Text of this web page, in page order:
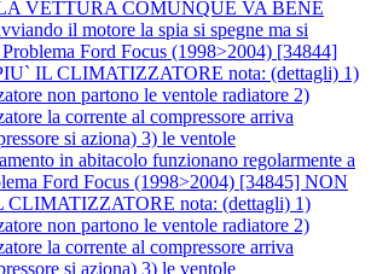
VETTURA COMUNQUE VA BENE
il motore la spia si spegne ma si
Problema Ford Focus (1998>2004) [34844]
IL CLIMATIZZATORE nota: (dettagli) 1)
non partono le ventole radiatore 2)
la corrente al compressore arriva
si aziona) 3) le ventole
in abitacolo funzionano regolarmente a
Ford Focus (1998>2004) [34845] NON
nota: (dettagli) 1)
non partono le ventole radiatore 2)
la corrente al compressore arriva
si aziona) 3) le ventole